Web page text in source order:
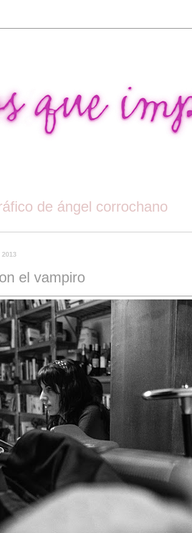
de ángel corrochano
el vampiro